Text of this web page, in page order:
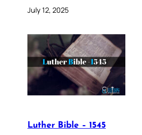
July 12, 2025
Luther Bible – 1545